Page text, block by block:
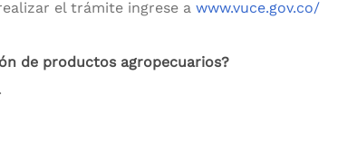
el trámite ingrese a www.vuce.gov.co/
de productos agropecuarios?